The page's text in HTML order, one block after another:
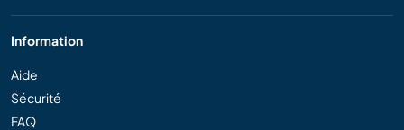
Information
Aide
Sécurité
FAQ